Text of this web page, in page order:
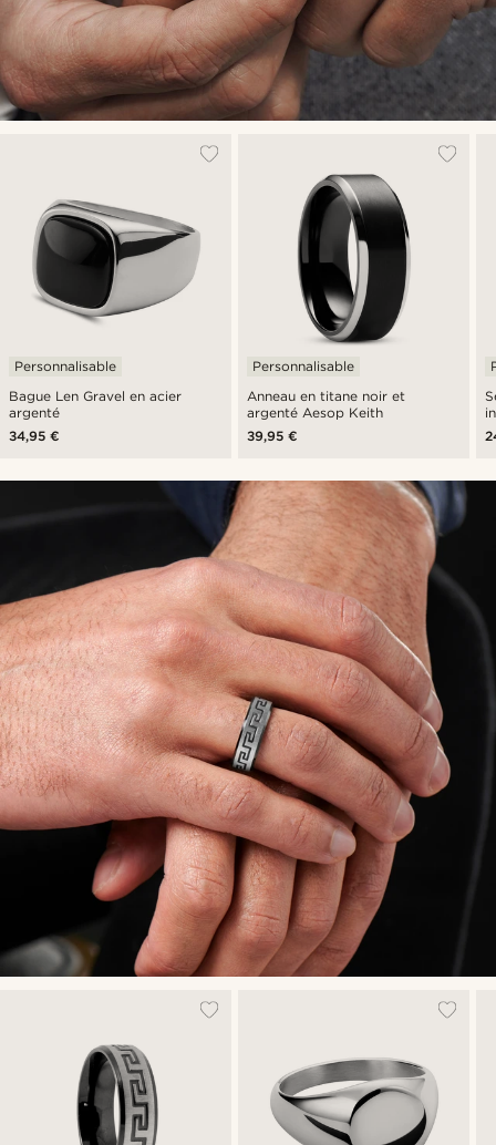
Bague Len Gravel en acier
argenté
Personnalisable
34,95 €
Anneau en titane noir et
argenté Aesop Keith
Personnalisable
39,95 €